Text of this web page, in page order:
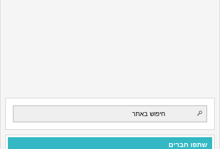
שתפו חברים